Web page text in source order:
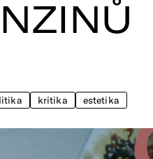
kritika estetika